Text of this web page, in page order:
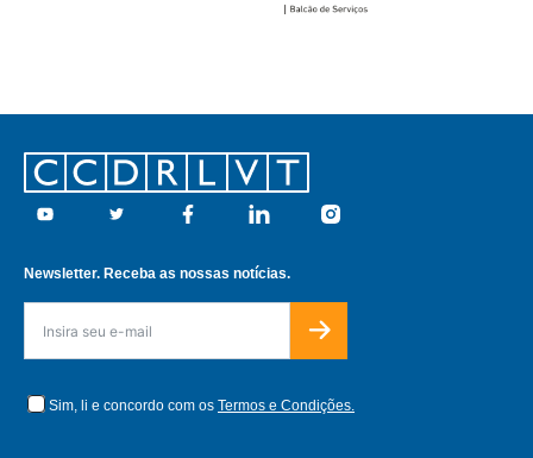
Footer
Youtube Twitter Facebook Linkedin Instagram
Newsletter. Receba as nossas notícias.
Sim, li e concordo com os Termos e Condições.